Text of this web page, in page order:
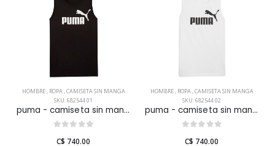
HOMBRE, ROPA,CAMISETA SIN MANGA
SKU: 682544 01
puma - camiseta sin manga ess no. 1 logo para hombre
C$ 740.00
HOMBRE, ROPA,CAMISETA SIN MANGA
SKU: 682544 02
puma - camiseta sin manga ess no. 1 logo para hombre
C$ 740.00